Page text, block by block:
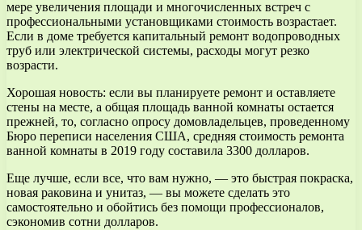
мере увеличения площади и многочисленных встреч с
профессиональными установщиками стоимость возрастает.
Если в доме требуется капитальный ремонт водопроводных
труб или электрической системы, расходы могут резко
возрасти.
Хорошая новость: если вы планируете ремонт и оставляете
стены на месте, а общая площадь ванной комнаты остается
прежней, то, согласно опросу домовладельцев, проведенному
Бюро переписи населения США, средняя стоимость ремонта
ванной комнаты в 2019 году составила 3300 долларов.
Еще лучше, если все, что вам нужно, — это быстрая покраска,
новая раковина и унитаз, — вы можете сделать это
самостоятельно и обойтись без помощи профессионалов,
сэкономив сотни долларов.